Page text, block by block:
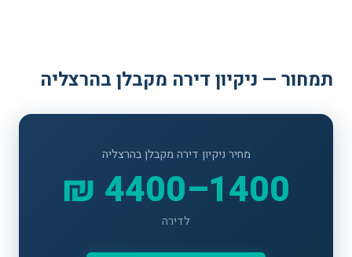
תמחור — ניקיון דירה מקבלן בהרצליה
מחיר ניקיון דירה מקבלן בהרצליה
1400–4400 ₪
לדירה